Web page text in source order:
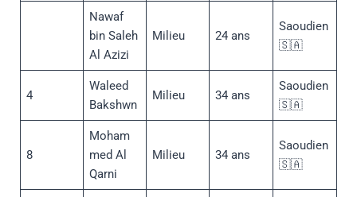
Nawaf
bin Saleh
Al Azizi
Milieu 24 ans
Saoudien
🇸🇦
4
Waleed
Bakshwn
Milieu 34 ans
Saoudien
🇸🇦
8
Moham
med Al
Qarni
Milieu 34 ans
Saoudien
🇸🇦